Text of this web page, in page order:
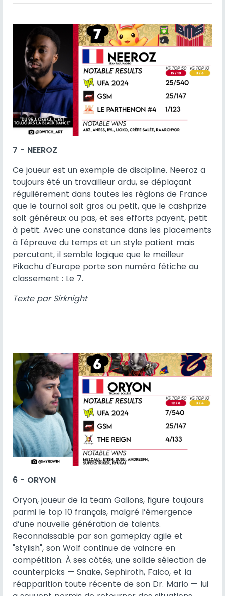
7 - NEEROZ
Ce joueur est un exemple de discipline. Neeroz a
toujours été un travailleur ardu, se déplaçant
régulièrement dans toutes les régions de France
que le tournoi soit gros ou petit, que le cashprize
soit généreux ou pas, et ses efforts payent, petit
à petit. Avec une constance dans les placements
à l'épreuve du temps et un style patient mais
percutant, il semble logique que le meilleur
Pikachu d'Europe porte son numéro fétiche au
classement : Le 7.
Texte par Sirknight
6 - ORYON
Oryon, joueur de la team Galions, figure toujours
parmi le top 10 français, malgré l’émergence
d’une nouvelle génération de talents.
Reconnaissable par son gameplay agile et
"stylish", son Wolf continue de vaincre en
compétition. À ses côtés, une solide sélection de
counterpicks — Snake, Sephiroth, Falco, et la
réapparition toute récente de son Dr. Mario — lui